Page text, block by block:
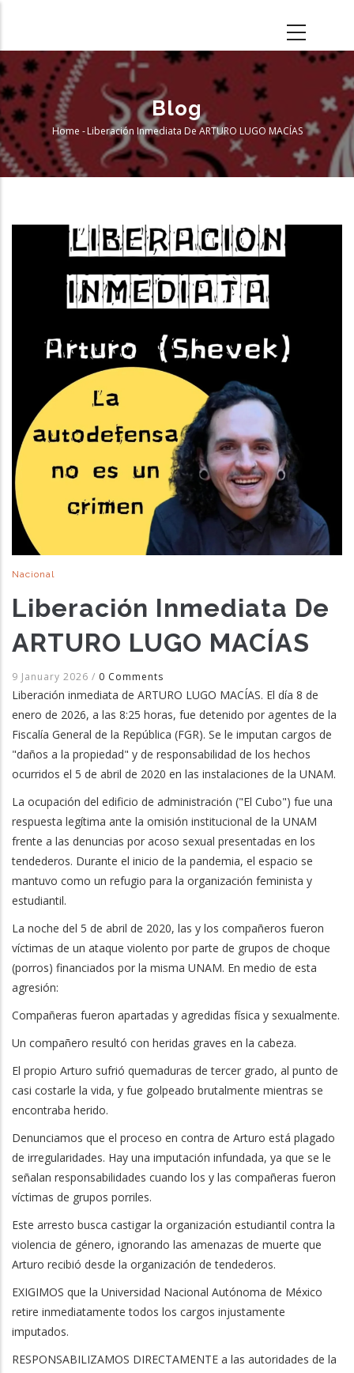
main
content
Blog
Breadcrumb
Home - Liberación Inmediata De ARTURO LUGO MACÍAS
Nacional
Liberación Inmediata De
ARTURO LUGO MACÍAS
9 January 2026 / 0 Comments
Liberación inmediata de ARTURO LUGO MACÍAS. El día 8 de
enero de 2026, a las 8:25 horas, fue detenido por agentes de la
Fiscalía General de la República (FGR). Se le imputan cargos de
"daños a la propiedad" y de responsabilidad de los hechos
ocurridos el 5 de abril de 2020 en las instalaciones de la UNAM.
La ocupación del edificio de administración ("El Cubo") fue una
respuesta legítima ante la omisión institucional de la UNAM
frente a las denuncias por acoso sexual presentadas en los
tendederos. Durante el inicio de la pandemia, el espacio se
mantuvo como un refugio para la organización feminista y
estudiantil.
La noche del 5 de abril de 2020, las y los compañeros fueron
víctimas de un ataque violento por parte de grupos de choque
(porros) financiados por la misma UNAM. En medio de esta
agresión:
Compañeras fueron apartadas y agredidas física y sexualmente.
Un compañero resultó con heridas graves en la cabeza.
El propio Arturo sufrió quemaduras de tercer grado, al punto de
casi costarle la vida, y fue golpeado brutalmente mientras se
encontraba herido.
Denunciamos que el proceso en contra de Arturo está plagado
de irregularidades. Hay una imputación infundada, ya que se le
señalan responsabilidades cuando los y las compañeras fueron
víctimas de grupos porriles.
Este arresto busca castigar la organización estudiantil contra la
violencia de género, ignorando las amenazas de muerte que
Arturo recibió desde la organización de tendederos.
EXIGIMOS que la Universidad Nacional Autónoma de México
retire inmediatamente todos los cargos injustamente
imputados.
RESPONSABILIZAMOS DIRECTAMENTE a las autoridades de la